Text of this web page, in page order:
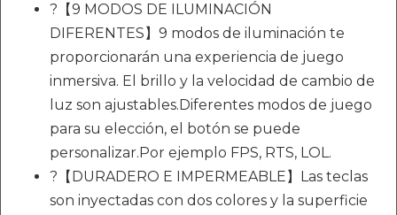
?【9 MODOS DE ILUMINACIÓN
DIFERENTES】9 modos de iluminación te
proporcionarán una experiencia de juego
inmersiva. El brillo y la velocidad de cambio de
luz son ajustables.Diferentes modos de juego
para su elección, el botón se puede
personalizar.Por ejemplo FPS, RTS, LOL.
?【DURADERO E IMPERMEABLE】Las teclas
son inyectadas con dos colores y la superficie